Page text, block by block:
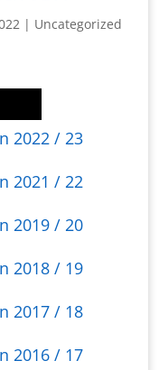
| Uncategorized
2022 / 23
2021 / 22
2019 / 20
2018 / 19
2017 / 18
2016 / 17